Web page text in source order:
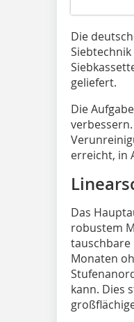
Die
geliefert.
Die
erreicht, in
Das
robustem
tauschbare
Monaten
kann. Dies